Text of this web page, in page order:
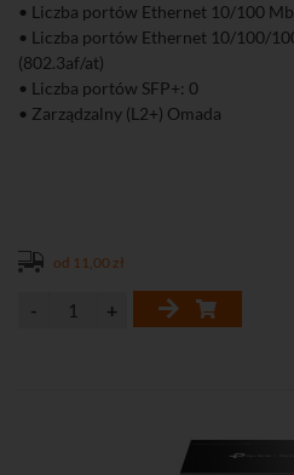
• Liczba portów Ethernet 10/100
• Liczba portów Ethernet 10/100/
(802.3af/at)
• Liczba portów SFP+: 0
• Zarządzalny (L2+) Omada
od 11,00 zł